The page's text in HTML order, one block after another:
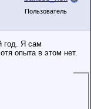
Пользователь
год. Я сам
опыта в этом нет.